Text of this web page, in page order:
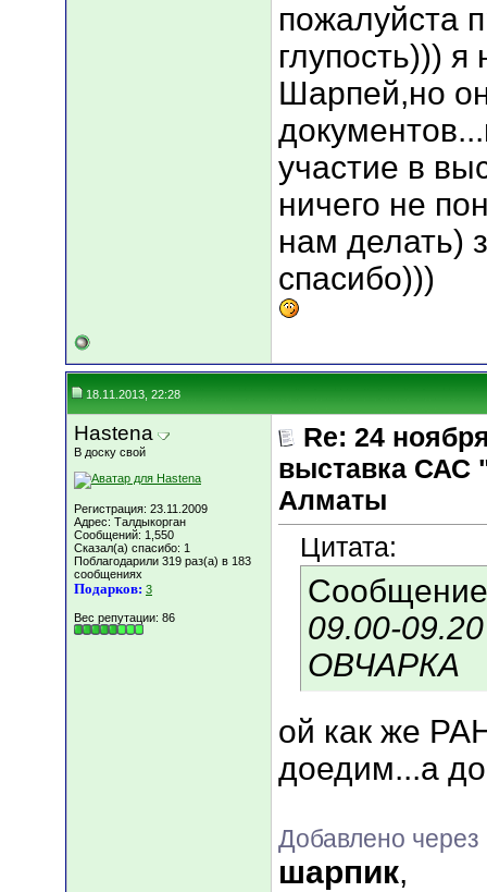
пожалуйста
глупость))) я
Шарпей,но
участие в
ничего не
нам делать)
спасибо)))
18.11.2013, 22:28
Hastena
В доску свой
Регистрация: 23.11.2009
Адрес: Талдыкорган
Сообщений: 1,550
Сказал(а) спасибо: 1
Поблагодарили 319 раз(а) в 183
сообщениях
Подарков: 3
Вес репутации: 86
Re: 24
выставка САС
Алматы
Цитата:
09.00-
ОВЧАРКА
ой как же
доедим...а
Добавлено через
шарпик,